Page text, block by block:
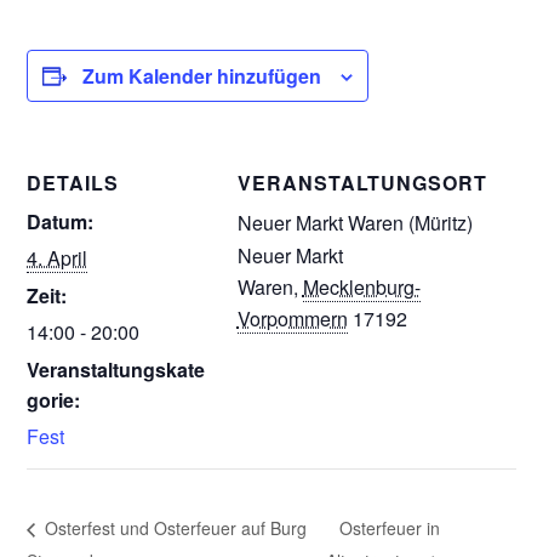
Zum Kalender hinzufügen
DETAILS
Datum:
4. April
Zeit:
14:00 - 20:00
Veranstaltungskate
gorie:
Fest
VERANSTALTUNGSORT
Neuer Markt Waren (Müritz)
Neuer Markt
Waren, Mecklenburg-
Vorpommern 17192
Osterfest und Osterfeuer auf Burg
Osterfeuer in